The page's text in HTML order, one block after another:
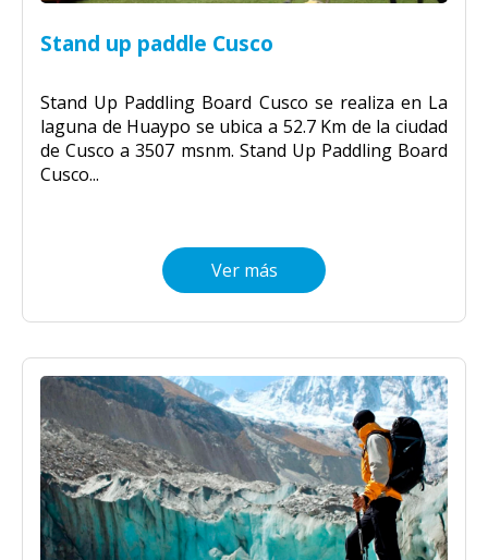
Stand up paddle Cusco
Stand Up Paddling Board Cusco se realiza en La
laguna de Huaypo se ubica a 52.7 Km de la ciudad
de Cusco a 3507 msnm. Stand Up Paddling Board
Cusco...
Ver más